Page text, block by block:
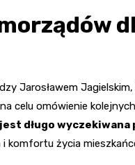
Jarosławem
celu omówienie
długo wyczekiwana
komfortu życia